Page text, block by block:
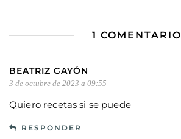
1 COMENTARIO
BEATRIZ GAYÓN
3 de octubre de 2023 a 09:55
Quiero recetas si se puede
RESPONDER